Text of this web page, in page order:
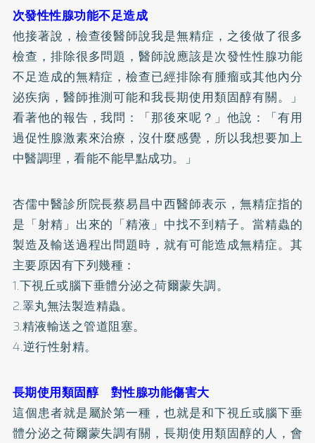
次發性性腺功能不足造成
他接著說，檢查後醫師說我是無精症，之後做了很多
檢查，排除很多問題，醫師說應該是次發性性腺功能
不足造成的無精症，檢查已經排除有腫瘤或其他內分
泌疾病，醫師推測可能和我長期使用類固醇有關。」
看著他的報告，我問：「那後來呢？」他說：「有用
過促性腺激素來治療，沒什麼感覺，所以我想要加上
中醫調理，看能不能早點成功。」
杏儒中醫診所院長蔡易昌中西醫師表示，無精症指的
是「射精」出來的「精液」中找不到精子。當精蟲的
製造及輸送過程出問題時，就有可能造成無精症。其
主要原因有下列幾種：
1.下視丘或腦下垂體分泌之荷爾蒙失調。
2.睪丸無法製造精蟲。
3.精液輸送之管道阻塞。
4.逆行性射精。
長期使用類固醇 對性腺功能傷害大
這個患者就是屬於第一種，也就是和下視丘或腦下垂
體分泌之荷爾蒙失調有關，長期使用類固醇的人，會